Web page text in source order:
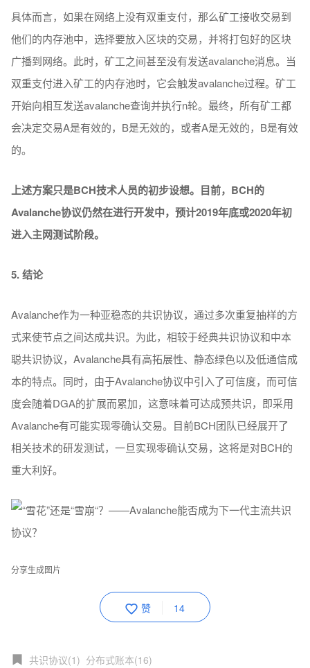
具体而言，如果在网络上没有双重支付，那么矿工接收交易到
他们的内存池中，选择要放入区块的交易，并将打包好的区块
广播到网络。此时，矿工之间甚至没有发送avalanche消息。当
双重支付进入矿工的内存池时，它会触发avalanche过程。矿工
开始向相互发送avalanche查询并执行n轮。最终，所有矿工都
会决定交易A是有效的，B是无效的，或者A是无效的，B是有效
的。
上述方案只是BCH技术人员的初步设想。目前，BCH的
Avalanche协议仍然在进行开发中，预计2019年底或2020年初
进入主网测试阶段。
5. 结论
Avalanche作为一种亚稳态的共识协议，通过多次重复抽样的方
式来使节点之间达成共识。为此，相较于经典共识协议和中本
聪共识协议，Avalanche具有高拓展性、静态绿色以及低通信成
本的特点。同时，由于Avalanche协议中引入了可信度，而可信
度会随着DGA的扩展而累加，这意味着可达成预共识，即采用
Avalanche有可能实现零确认交易。目前BCH团队已经展开了
相关技术的研发测试，一旦实现零确认交易，这将是对BCH的
重大利好。
分享生成图片
赞 14
共识协议(1) 分布式账本(16)